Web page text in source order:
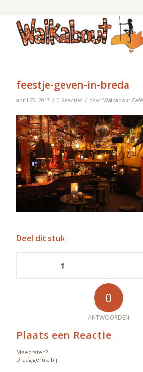
feestje-geven-in-breda
april 25, 2017 / 0 Reacties / door Walkabout Café
Deel dit stuk
0
ANTWOORDEN
Plaats een Reactie
Meepraten?
Draag gerust bij!